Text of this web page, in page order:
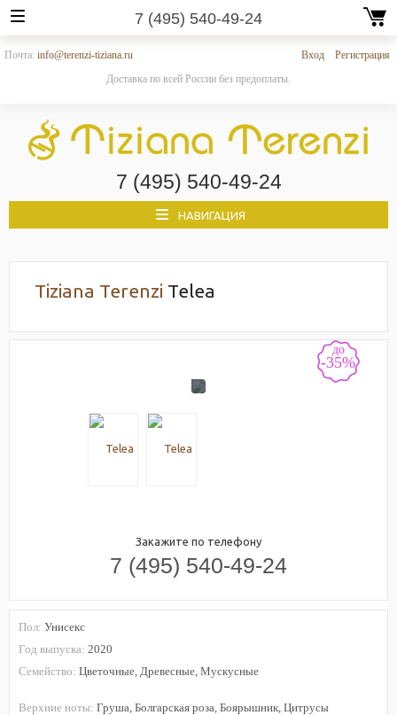
7 (495) 540-49-24
Почта: info@terenzi-tiziana.ru Вход
Регистрация
Доставка по всей России без предоплаты.
7 (495) 540-49-24
НАВИГАЦИЯ
Tiziana Terenzi Telea
до
-35%
Закажите по телефону
7 (495) 540-49-24
Пол: Унисекс
Год выпуска: 2020
Семейство: Цветочные, Древесные, Мускусные
Верхние ноты: Груша, Болгарская роза, Боярышник, Цитрусы